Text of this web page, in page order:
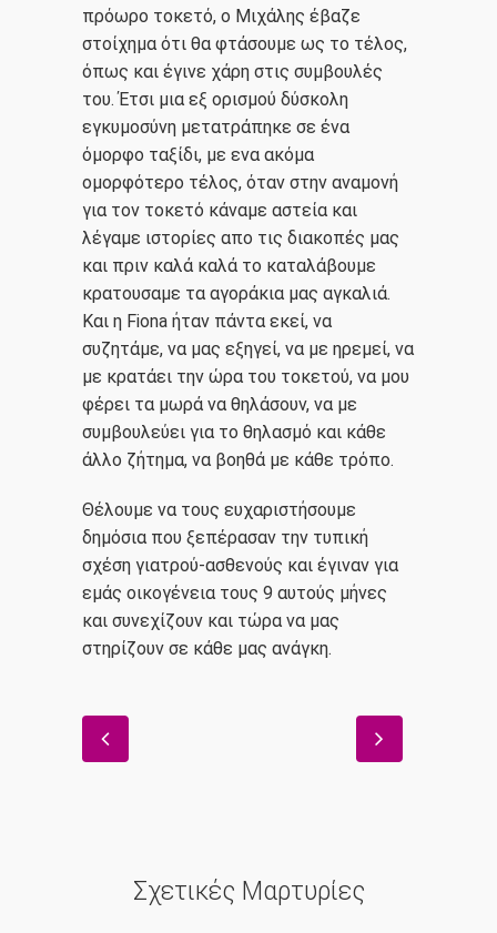
πρόωρο τοκετό, ο Μιχάλης έβαζε
στοίχημα ότι θα φτάσουμε ως το τέλος,
όπως και έγινε χάρη στις συμβουλές
του. Έτσι μια εξ ορισμού δύσκολη
εγκυμοσύνη μετατράπηκε σε ένα
όμορφο ταξίδι, με ενα ακόμα
ομορφότερο τέλος, όταν στην αναμονή
για τον τοκετό κάναμε αστεία και
λέγαμε ιστορίες απο τις διακοπές μας
και πριν καλά καλά το καταλάβουμε
κρατουσαμε τα αγοράκια μας αγκαλιά.
Και η Fiona ήταν πάντα εκεί, να
συζητάμε, να μας εξηγεί, να με ηρεμεί, να
με κρατάει την ώρα του τοκετού, να μου
φέρει τα μωρά να θηλάσουν, να με
συμβουλεύει για το θηλασμό και κάθε
άλλο ζήτημα, να βοηθά με κάθε τρόπο.
Θέλουμε να τους ευχαριστήσουμε
δημόσια που ξεπέρασαν την τυπική
σχέση γιατρού-ασθενούς και έγιναν για
εμάς οικογένεια τους 9 αυτούς μήνες
και συνεχίζουν και τώρα να μας
στηρίζουν σε κάθε μας ανάγκη.
Σχετικές Μαρτυρίες
2107220444
mlazanakis@yahoo.co.uk